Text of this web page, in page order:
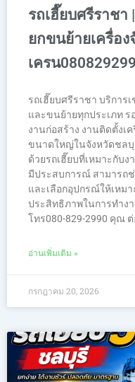
รถเฮี๊ยบศรีราช
ยกขนย้ายเครื่อ
เครน
รถเฮี๊ยบศรีราชา บริการ
และขนย้ายทุกประเภท ร
งานก่อสร้าง งานติดตั้งเ
ขนาดใหญ่ในจังหวัดชลบุ
ด้วยรถเฮี๊ยบที่เหมาะกับ
มีประสบการณ์ สามารถ
และเลือกอุปกรณ์ให้เหม
ประสิทธิภาพในการทำง
โทร080-829-2990 คุณ
อ่านเพิ่มเติม »
กรกฎาคม 20, 2026